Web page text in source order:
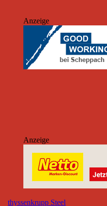
Anzeige
Anzeige
thyssenkrupp Steel